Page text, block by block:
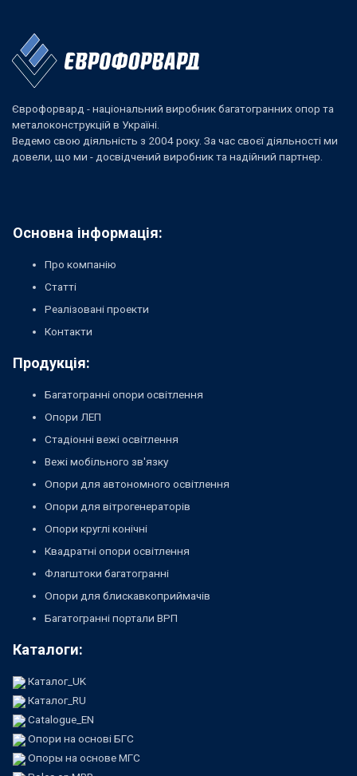
Єврофорвард - національний виробник багатогранних опор та
металоконструкцій в Україні.
Ведемо свою діяльність з 2004 року. За час своєї діяльності ми
довели, що ми - досвідчений виробник та надійний партнер.
Основна інформація:
Про компанію
Статті
Реалізовані проекти
Контакти
Продукція:
Багатогранні опори освітлення
Опори ЛЕП
Стадіонні вежі освітлення
Вежі мобільного зв'язку
Опори для автономного освітлення
Опори для вітрогенераторів
Опори круглі конічні
Квадратні опори освітлення
Флагштоки багатогранні
Опори для блискавкоприймачів
Багатогранні портали ВРП
Каталоги:
Каталог_UK
Каталог_RU
Catalogue_EN
Опори на основі БГС
Опоры на основе МГС